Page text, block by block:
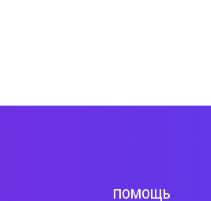
ПОМОЩЬ